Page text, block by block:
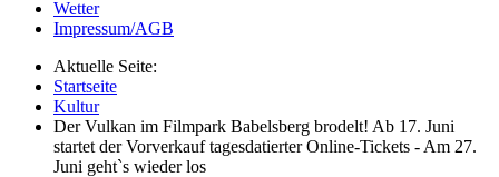
Wetter
Impressum/AGB
Aktuelle Seite:
Startseite
Kultur
Der Vulkan im Filmpark Babelsberg brodelt! Ab 17. Juni
startet der Vorverkauf tagesdatierter Online-Tickets - Am 27.
Juni geht`s wieder los